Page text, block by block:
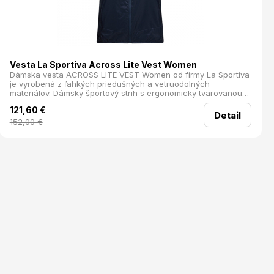
Vesta La Sportiva Across Lite Vest Women
Dámska vesta ACROSS LITE VEST Women od firmy La Sportiva
je vyrobená z ľahkých priedušných a vetruodolných
materiálov. Dámsky športový strih s ergonomicky tvarovanou
kapucňou skvele sadne. Dostatok vreciek uschová všetko
potrebné po ruke. Do vnútorného meshového vrecka je možné
vestu zbaliť a mať ju tak vždy po ruke. Kombinácia
vetruodolného a priedušného materiálu poskytne optimálnu
121,60 €
152,00€
Detail